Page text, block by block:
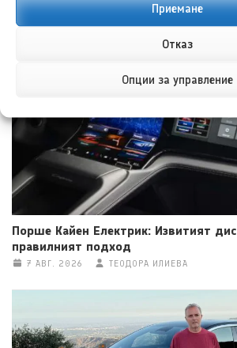
Приемане
Отказ
Опции за управление
Форд Експлорър за Китай намеква
актуализация в САЩ
НИКОЛА СТОЯНОВ
Порше Кайен Електрик: Извитият
правилният подход
7 АВГ. 2026 ТЕОДОРА ИЛИЕВА